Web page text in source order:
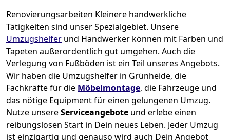
Renovierungsarbeiten Kleinere handwerkliche
Tätigkeiten sind unser Spezialgebiet. Unsere
Umzugshelfer und Handwerker können mit Farben und
Tapeten außerordentlich gut umgehen. Auch die
Verlegung von Fußböden ist ein Teil unseres Angebots.
Wir haben die Umzugshelfer in Grünheide, die
Fachkräfte für die Möbelmontage, die Fahrzeuge und
das nötige Equipment für einen gelungenen Umzug.
Nutze unsereServiceangebote und erlebe einen
reibungslosen Start in Dein neues Leben. Jeder Umzug
ist einzigartig und genauso wird auch Dein Angebot